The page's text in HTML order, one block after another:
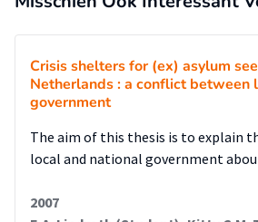
afhankelijke positie van de vluchteling
gelijkwaardig contact in de weg.
Op de vraag wat er volgens de
een nieuw netwerk op te
zelfvertrouwen doe je geen stappen
Daarnaast wil men elkaar graag
Crisis shelters for (ex) asylum
Netherlands : a conflict between
government
The aim of this thesis is to explain
local and national government
2007